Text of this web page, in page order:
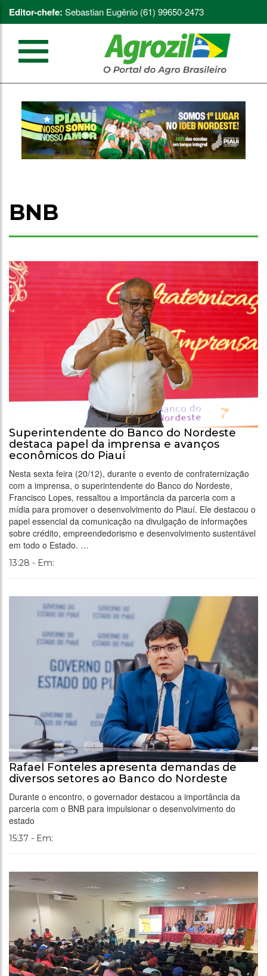
Editor-chefe: Sebastian Eugênio (61) 99650-2473
BNB
Superintendente do Banco do Nordeste
destaca papel da imprensa e avanços
econômicos do Piauí
Nesta sexta feira (20/12), durante o evento de confraternização
com a imprensa, o superintendente do Banco do Nordeste,
Francisco Lopes, ressaltou a importância da parceria com a
mídia para promover o desenvolvimento do Piauí. Ele destacou o
papel essencial da comunicação na divulgação de informações
sobre crédito, empreendedorismo e desenvolvimento sustentável
em todo o Estado. …
13:28 - Em:
Rafael Fonteles apresenta demandas de
diversos setores ao Banco do Nordeste
Durante o encontro, o governador destacou a importância da
parceria com o BNB para impulsionar o desenvolvimento do
estado
15:37 - Em: